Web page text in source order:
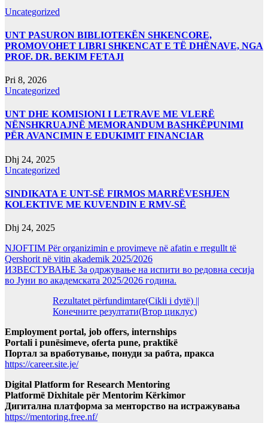
Uncategorized
UNT PASURON BIBLIOTEKËN SHKENCORE,
PROMOVOHET LIBRI SHKENCAT E TË DHËNAVE, NGA
PROF. DR. BEKIM FETAJI
Pri 8, 2026
Uncategorized
UNT DHE KOMISIONI I LETRAVE ME VLERË
NËNSHKRUAJNË MEMORANDUM BASHKËPUNIMI
PËR AVANCIMIN E EDUKIMIT FINANCIAR
Dhj 24, 2025
Uncategorized
SINDIKATA E UNT-SË FIRMOS MARRËVESHJEN
KOLEKTIVE ME KUVENDIN E RMV-SË
Dhj 24, 2025
NJOFTIM Për organizimin e provimeve në afatin e rregullt të
Qershorit në vitin akademik 2025/2026
ИЗВЕСТУВАЊЕ За одржување на испити во редовна сесија
во Јуни во академската 2025/2026 година.
Rezultatet përfundimtare(Cikli i dytë) ||
Конечните резултати(Втор циклус)
Employment portal, job offers, internships
Portali i punësimeve, oferta pune, praktikë
Портал за вработување, понуди за рабта, пракса
https://career.site.je/
Digital Platform for Research Mentoring
Platformë Dixhitale për Mentorim Kërkimor
Дигитална платформа за менторство на истражувања
https://mentoring.free.nf/